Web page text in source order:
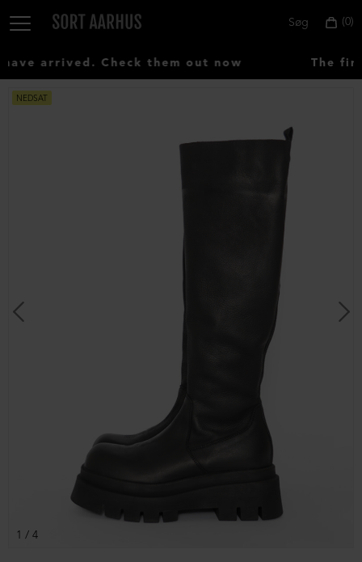
0
Søg
arrived. Check them out now The
NEDSAT
1 / 4